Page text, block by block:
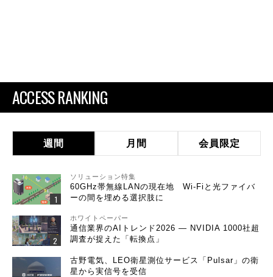
ACCESS RANKING
週間 月間 会員限定
ソリューション特集
60GHz帯無線LANの現在地 Wi-Fiと光ファイバ
ーの間を埋める選択肢に
ホワイトペーパー
通信業界のAIトレンド2026 ― NVIDIA 1000社超
調査が捉えた「転換点」
古野電気、LEO衛星測位サービス「Pulsar」の衛
星から実信号を受信